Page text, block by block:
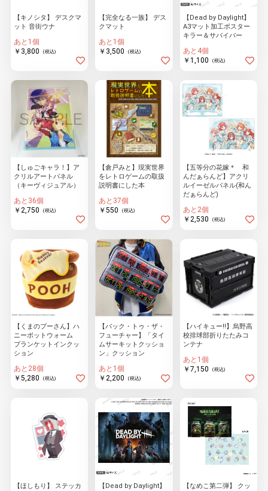
【キノシタ】 デスクマ
ット 音街ウナ
あと1個
￥3,800
(税込)
【完全なる一族】 デス
クマット
あと1個
￥3,500
(税込)
【Dead by Daylight】
A3マット加工ポスター
キラー＆サバイバー
あと4個
￥1,100
(税込)
【しゅごキャラ！】ア
クリルアートパネル
（キーヴィジュアル）
あと36個
￥2,750
(税込)
【倉戸みと】現実世界
をレトロゲームの取扱
説明書にした本
あと37個
￥550
(税込)
【五等分の花嫁＊ 和
んだぁらんど】アクリ
ルイーゼルパネル(和ん
だぁらんど)
あと2個
￥2,530
(税込)
【くまのプーさん】ハ
ニーポットウォーム
ブランケットインクッ
ション
あと28個
￥5,280
(税込)
【バック・トゥ・ザ・
フューチャー】「タイ
ムサーキットクッショ
ン」クッション
あと1個
￥2,200
(税込)
【ハイキュー!!】烏野高
校排球部折りたたみコ
ンテナ
あと1個
￥7,150
(税込)
【ほしもり】 ステッカ
【Dead by Daylight】
【なめこ第二弾】 クッ